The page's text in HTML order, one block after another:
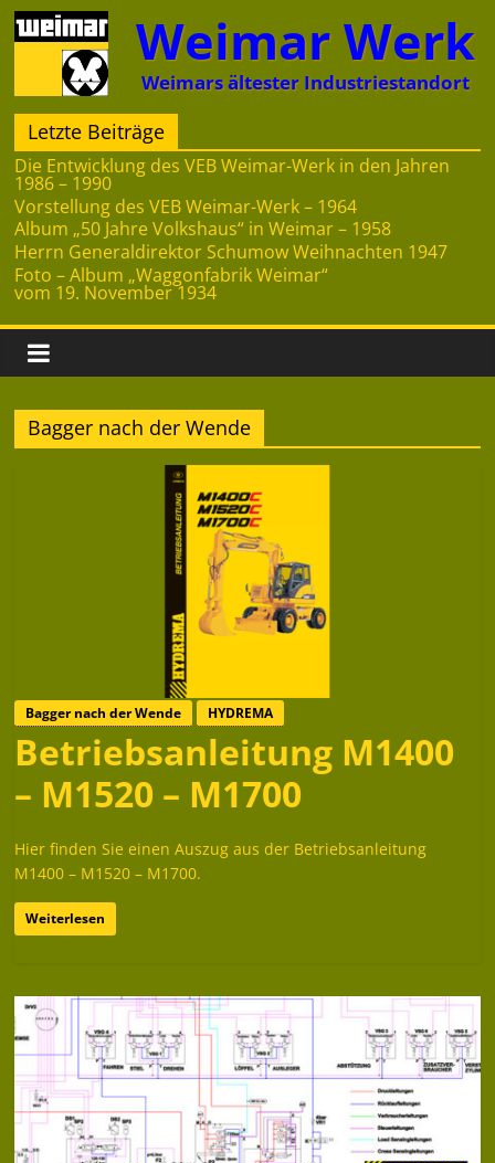
Zum
Inhalt
springen
Weimar Werk
Weimars ältester Industriestandort
Letzte Beiträge
Die Entwicklung des VEB Weimar-Werk in den Jahren
1986 – 1990
Vorstellung des VEB Weimar-Werk – 1964
Album „50 Jahre Volkshaus“ in Weimar – 1958
Herrn Generaldirektor Schumow Weihnachten 1947
Foto – Album „Waggonfabrik Weimar“
vom 19. November 1934
Bagger nach der Wende
Bagger nach der Wende HYDREMA
Betriebsanleitung M1400
– M1520 – M1700
Hier finden Sie einen Auszug aus der Betriebsanleitung
M1400 – M1520 – M1700.
Weiterlesen